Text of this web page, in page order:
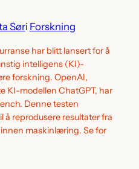
Søri Forskning
har blitt lansert for å
intelligens (KI)-
forskning. OpenAI,
KI-modellen ChatGPT, har
Denne testen
å reprodusere resultater fra
maskinlæring. Se for